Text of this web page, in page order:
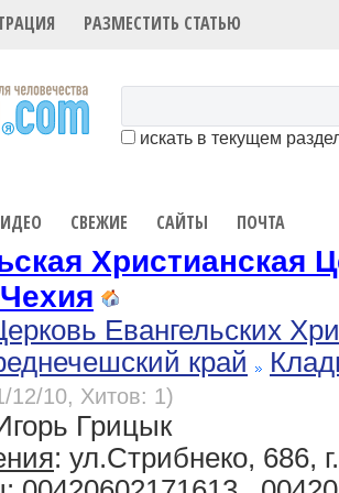
РАЗМЕСТИТЬ СТАТЬЮ
искать в текущем
СВЕЖИЕ САЙТЫ ПОЧТА
Христианская
Евангельских
край
12/10, Хитов: 1)
Грицык
: ул.Стрибнеко, 686,